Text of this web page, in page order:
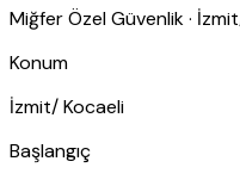
Miğfer Özel Güvenlik·
Konum
İzmit/ Kocaeli
Başlangıç